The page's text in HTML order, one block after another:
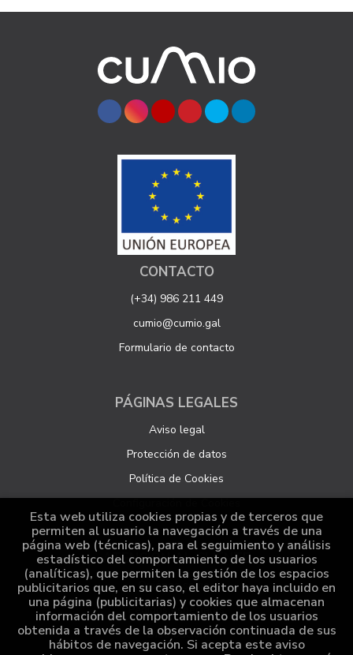
CONTACTO
(+34) 986 211 449
cumio@cumio.gal
Formulario de contacto
PÁGINAS LEGALES
Aviso legal
Protección de datos
Política de Cookies
Configuración de Cookies
ATENCIÓN AL CLIENTE
Quiénes somos
Pedidos especiales
Distribución
Esta web utiliza cookies propias y de terceros que
permiten al usuario la navegación a través de una
página web (técnicas), para el seguimiento y análisis
estadístico del comportamiento de los usuarios
(analíticas), que permiten la gestión de los espacios
publicitarios que, en su caso, el editor haya incluido en
una página (publicitarias) y cookies que almacenan
información del comportamiento de los usuarios
obtenida a través de la observación continuada de sus
hábitos de navegación. Si acepta este aviso